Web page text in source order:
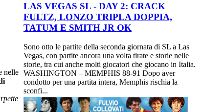
nelle
LAS VEGAS SL - DAY 2: CRACK
FULTZ, LONZO TRIPLA DOPPIA,
TATUM E SMITH JR OK
Sono otto le partite della seconda giornata di SL a Las
Vegas, con partite ancora una volta tirate e storie nelle
storie, tra cui anche molti giocatori che giocano in Italia.
WASHINGTON – MEMPHIS 88-91 Dopo aver
condotto per una partita intera, Memphis rischia la
sconfi...